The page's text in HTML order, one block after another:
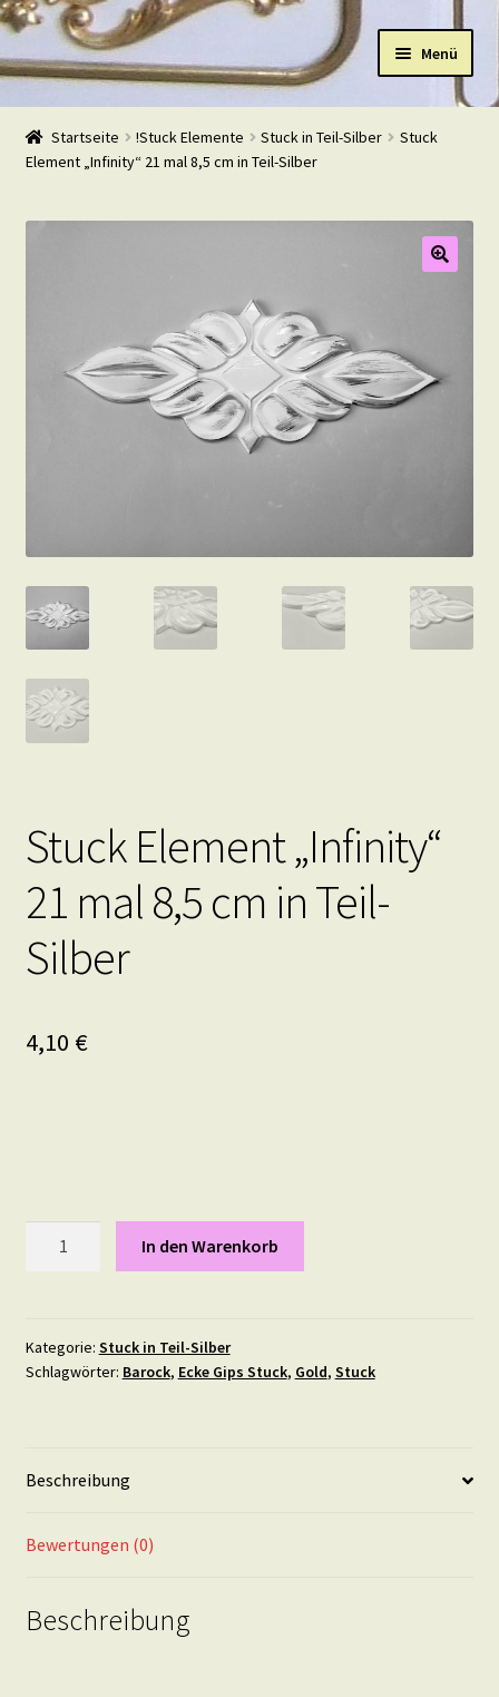
Navigation
Zum
Inhalt
Menü
Start
Shop
Warenkorb
Beispiele
Startseite !Stuck Elemente Stuck in Teil-Silber
Stuck
Element „Infinity“ 21 mal 8,5 cm in Teil-Silber
Stuck Element „Infinity“
21 mal 8,5 cm in Teil-
Silber
4,10 €
mal
8,5
Silber
In den Warenkorb
Kategorie: Stuck in Teil-Silber
Schlagwörter: Barock, Ecke Gips Stuck, Gold, Stuck
Beschreibung
Bewertungen (0)
Beschreibung